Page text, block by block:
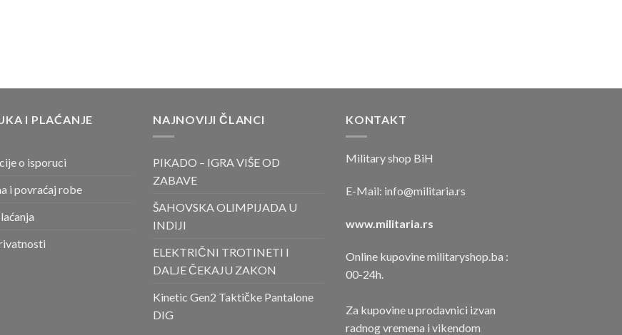
I PLAĆANJE
o isporuci
i povraćaj robe
NAJNOVIJI ČLANCI
PIKADO – IGRA VIŠE OD
ZABAVE
ŠAHOVSKA OLIMPIJADA U
INDIJI
ELEKTRIČNI TROTINETI I
DALJE ČEKAJU ZAKON
Kinetic Gen2 Taktičke Pantalone
DIG
KONTAKT
Military shop BiH
E-Mail: info@militaria.rs
www.militaria.rs
Online kupovine militaryshop.ba :
00-24h.
Za kupovine u prodavnici izvan
radnog vremena i vikendom